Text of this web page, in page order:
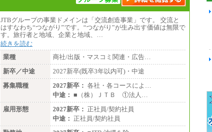
JTBグループの事業ドメインは「交流創造事業」です。 交流と
はすなわち“つながり”です。“つながり”が生み出す価値は無限で
す。旅行者と地域、企業と地域、…
続きを読む
業種
商社/出版・マスコミ関連・広告…
新卒／中途
2027新卒(既卒3年以内可)・中途
募集職種
2027新卒： 各社・各コースによ…
中途： ■（株）ＪＴＢ ①法人…
雇用形態
2027新卒： 正社員/契約社員
中途： 正社員/契約社員